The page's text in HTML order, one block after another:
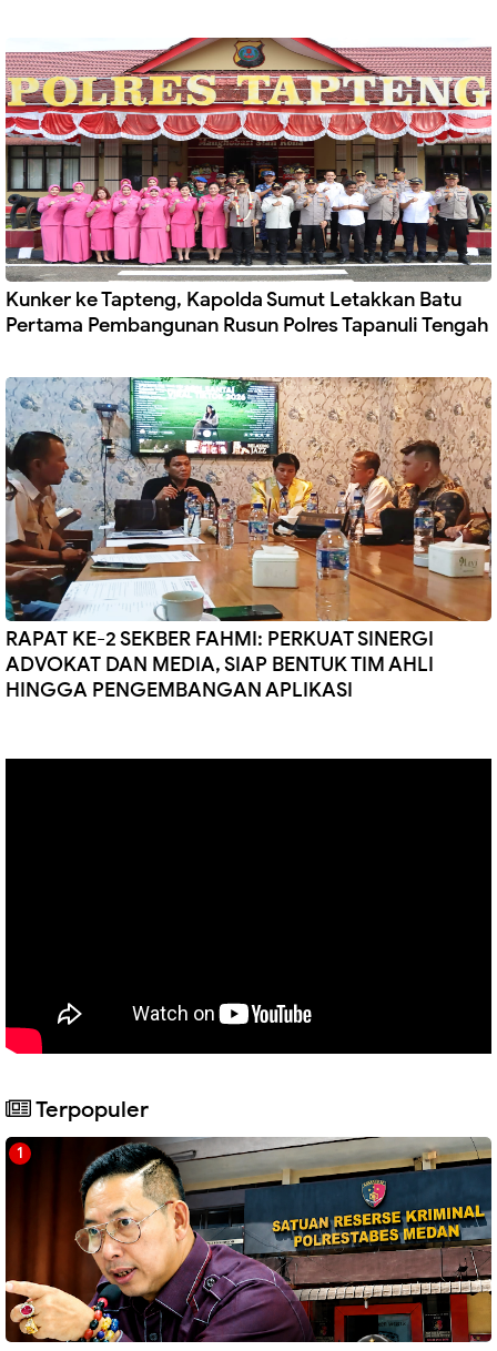
Kunker ke Tapteng, Kapolda Sumut Letakkan Batu
Pertama Pembangunan Rusun Polres Tapanuli Tengah
RAPAT KE-2 SEKBER FAHMI: PERKUAT SINERGI
ADVOKAT DAN MEDIA, SIAP BENTUK TIM AHLI
HINGGA PENGEMBANGAN APLIKASI
Terpopuler